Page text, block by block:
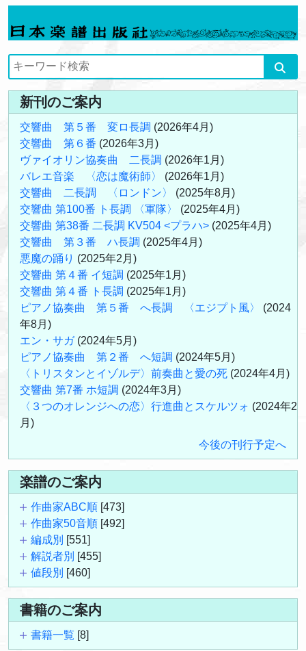
新刊のご案内
交響曲 第５番 変ロ長調 (2026年4月)
交響曲 第６番 (2026年3月)
ヴァイオリン協奏曲 二長調 (2026年1月)
バレエ音楽 〈恋は魔術師〉
(2026年1月)
交響曲 二長調 〈ロンドン〉
(2025年8月)
交響曲 第100番 ト長調 〈軍隊〉
(2025年4月)
交響曲 第38番 二長調 KV504 <プラハ> (2025年4月)
交響曲 第３番 ハ長調 (2025年4月)
悪魔の踊り (2025年2月)
交響曲 第４番 イ短調 (2025年1月)
交響曲 第４番 ト長調 (2025年1月)
ピアノ協奏曲 第５番 へ長調 〈エジプト風〉
(2024
年8月)
エン・サガ(2024年5月)
ピアノ協奏曲 第２番 へ短調 (2024年5月)
〈トリスタンとイゾルデ〉前奏曲と愛の死 (2024年4月)
交響曲 第7番 ホ短調 (2024年3月)
〈３つのオレンジへの恋〉行進曲とスケルツォ (2024年2
月)
今後の刊行予定へ
楽譜のご案内
作曲家ABC順 [473]
作曲家50音順 [492]
編成別 [551]
解説者別 [455]
値段別 [460]
書籍のご案内
書籍一覧 [8]